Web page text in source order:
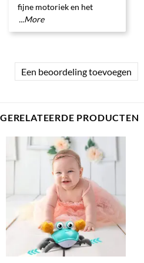
fijne motoriek en het
...More
Een beoordeling toevoegen
GERELATEERDE PRODUCTEN